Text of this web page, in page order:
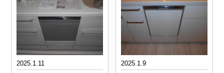
2025.1.11 2025.1.9